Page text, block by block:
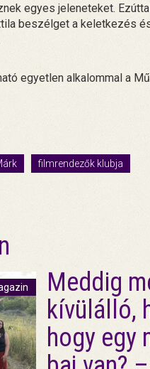
egyes jeleneteket.
beszélget a keletkezés
egyetlen alkalommal a
filmrendezők klubja
Meddig
kívülálló,
hogy egy